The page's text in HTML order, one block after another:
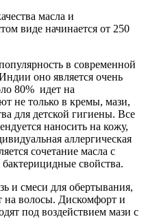
масла и
виде начинается от 250
в современной
оно является очень
80% идет на
не только в кремы, мази,
для детской гигиены. Все
наносить на кожу,
аллергическая
сочетание масла с
свойства.
и смеси для обертывания,
на волосы. Дискомфорт и
под воздействием мази с